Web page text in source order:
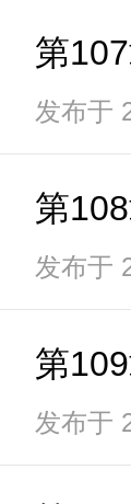
第
发布于
第
发布于
第
发布于